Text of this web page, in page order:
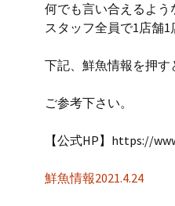
何でも言い合えるよ
スタッフ全員で1店舗1
下記、鮮魚情報を押す
ご参考下さい。
【公式HP】https://
鮮魚情報2021.4.24